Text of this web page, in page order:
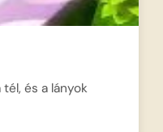
és a lányok